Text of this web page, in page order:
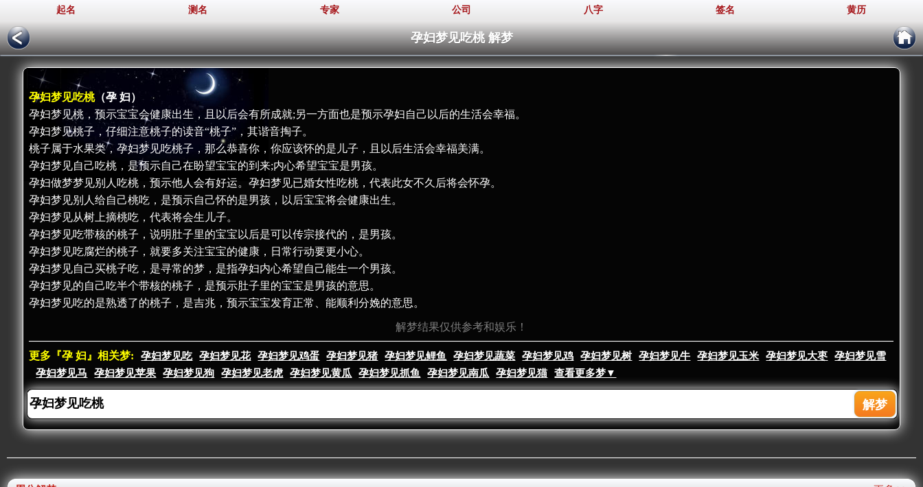
起名 测名 专家 公司 八字 签名 黄历
孕妇梦见吃桃 解梦
孕妇梦见吃桃（孕 妇）
孕妇梦见桃，预示宝宝会健康出生，且以后会有所成就;另一方面也是预示孕妇自己以后的生活会幸福。
孕妇梦见桃子，仔细注意桃子的读音“桃子”，其谐音掏子。
桃子属于水果类，孕妇梦见吃桃子，那么恭喜你，你应该怀的是儿子，且以后生活会幸福美满。
孕妇梦见自己吃桃，是预示自己在盼望宝宝的到来;内心希望宝宝是男孩。
孕妇做梦梦见别人吃桃，预示他人会有好运。孕妇梦见已婚女性吃桃，代表此女不久后将会怀孕。
孕妇梦见别人给自己桃吃，是预示自己怀的是男孩，以后宝宝将会健康出生。
孕妇梦见从树上摘桃吃，代表将会生儿子。
孕妇梦见吃带核的桃子，说明肚子里的宝宝以后是可以传宗接代的，是男孩。
孕妇梦见吃腐烂的桃子，就要多关注宝宝的健康，日常行动要更小心。
孕妇梦见自己买桃子吃，是寻常的梦，是指孕妇内心希望自己能生一个男孩。
孕妇梦见的自己吃半个带核的桃子，是预示肚子里的宝宝是男孩的意思。
孕妇梦见吃的是熟透了的桃子，是吉兆，预示宝宝发育正常、能顺利分娩的意思。
解梦结果仅供参考和娱乐！
更多『孕 妇』相关梦: 孕妇梦见吃 孕妇梦见花 孕妇梦见鸡蛋 孕妇梦见猪 孕妇梦见鲤鱼 孕妇梦见蔬菜 孕妇梦见鸡 孕妇梦见树 孕妇梦见牛 孕妇梦见玉米 孕妇梦见大枣
孕妇梦见雪
孕妇梦见马
孕妇梦见苹果 孕妇梦见狗 孕妇梦见老虎 孕妇梦见黄瓜 孕妇梦见抓鱼 孕妇梦见南瓜 孕妇梦见猫 查看更多梦▼